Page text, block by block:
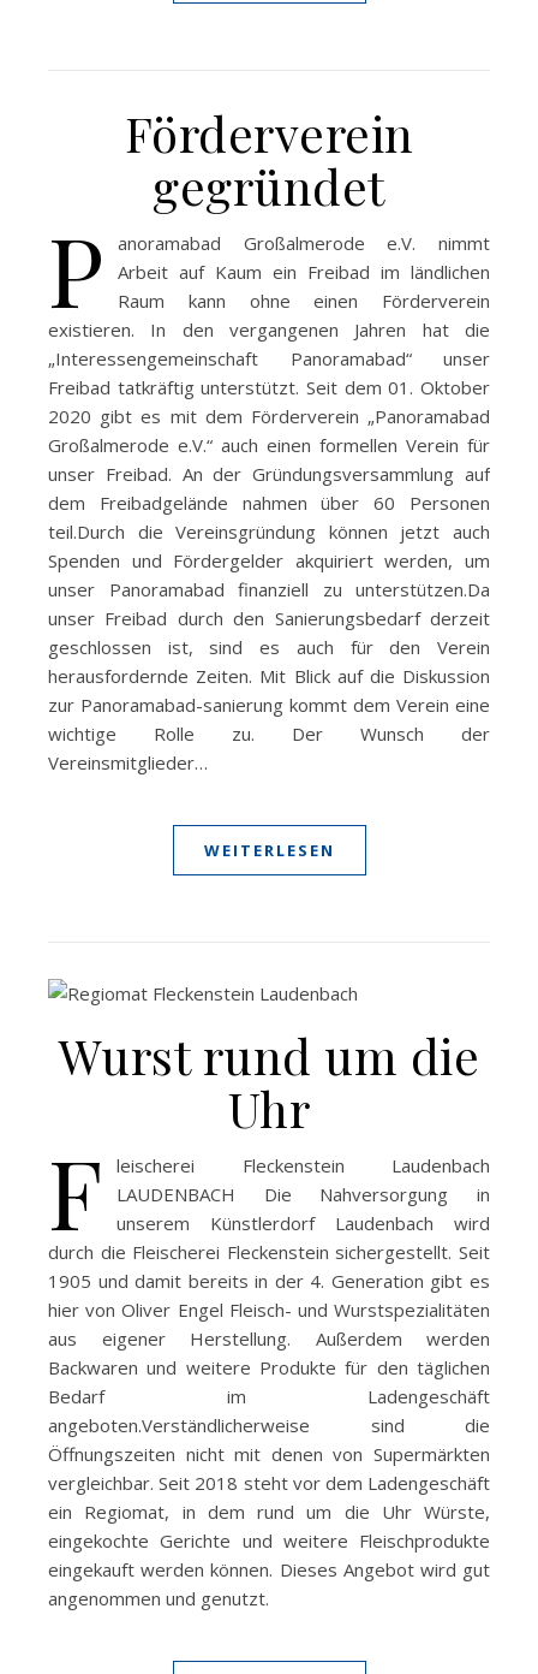
Förderverein
gegründet
P
anoramabad Großalmerode e.V. nimmt
Arbeit auf Kaum ein Freibad im ländlichen
Raum kann ohne einen Förderverein
existieren. In den vergangenen Jahren hat die
„Interessengemeinschaft Panoramabad“ unser
Freibad tatkräftig unterstützt. Seit dem 01. Oktober
2020 gibt es mit dem Förderverein „Panoramabad
Großalmerode e.V.“ auch einen formellen Verein für
unser Freibad. An der Gründungsversammlung auf
dem Freibadgelände nahmen über 60 Personen
teil.Durch die Vereinsgründung können jetzt auch
Spenden und Fördergelder akquiriert werden, um
unser Panoramabad finanziell zu unterstützen.Da
unser Freibad durch den Sanierungsbedarf derzeit
geschlossen ist, sind es auch für den Verein
herausfordernde Zeiten. Mit Blick auf die Diskussion
zur Panoramabad-sanierung kommt dem Verein eine
wichtige Rolle zu. Der Wunsch der
Vereinsmitglieder…
WEITERLESEN
Wurst rund um die
Uhr
F
leischerei Fleckenstein Laudenbach
LAUDENBACH Die Nahversorgung in
unserem Künstlerdorf Laudenbach wird
durch die Fleischerei Fleckenstein sichergestellt. Seit
1905 und damit bereits in der 4. Generation gibt es
hier von Oliver Engel Fleisch- und Wurstspezialitäten
aus eigener Herstellung. Außerdem werden
Backwaren und weitere Produkte für den täglichen
Bedarf im Ladengeschäft
angeboten.Verständlicherweise sind die
Öffnungszeiten nicht mit denen von Supermärkten
vergleichbar. Seit 2018 steht vor dem Ladengeschäft
ein Regiomat, in dem rund um die Uhr Würste,
eingekochte Gerichte und weitere Fleischprodukte
eingekauft werden können. Dieses Angebot wird gut
angenommen und genutzt.